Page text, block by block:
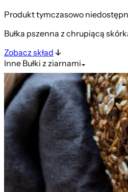
Produkt tymczasowo
Bułka pszenna z chrupiącą
Zobacz skład
InneBułki z ziarnami